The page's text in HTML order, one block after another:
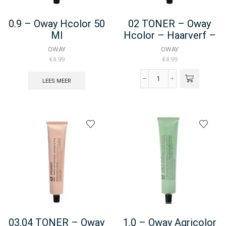
0.9 – Oway Hcolor 50
Ml
OWAY
€4.99
LEES MEER
02 TONER – Oway
Hcolor – Haarverf –
100ML
OWAY
€4.99
02
Hcolor
-
Haarverf
100ML
aantal
03.04 TONER – Oway 1.0 – Oway Agricolor